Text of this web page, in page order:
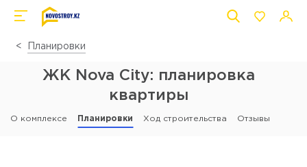
Планировки
ЖК Nova City: планировка
квартиры
О комплексе Планировки Ход строительства Отзывы